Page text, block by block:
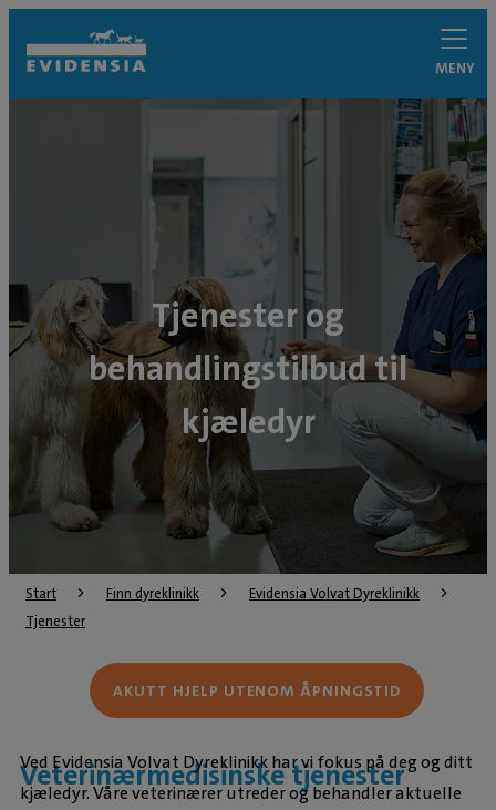
MENY
Tjenester og
behandlingstilbud til
kjæledyr
Start Finn dyreklinikk
Evidensia Volvat Dyreklinikk
Tjenester
Veterinærmedisinske tjenester
Ved Evidensia Volvat Dyreklinikk har vi fokus på deg og ditt
kjæledyr. Våre veterinærer utreder og behandler aktuelle
AKUTT HJELP UTENOM ÅPNINGSTID